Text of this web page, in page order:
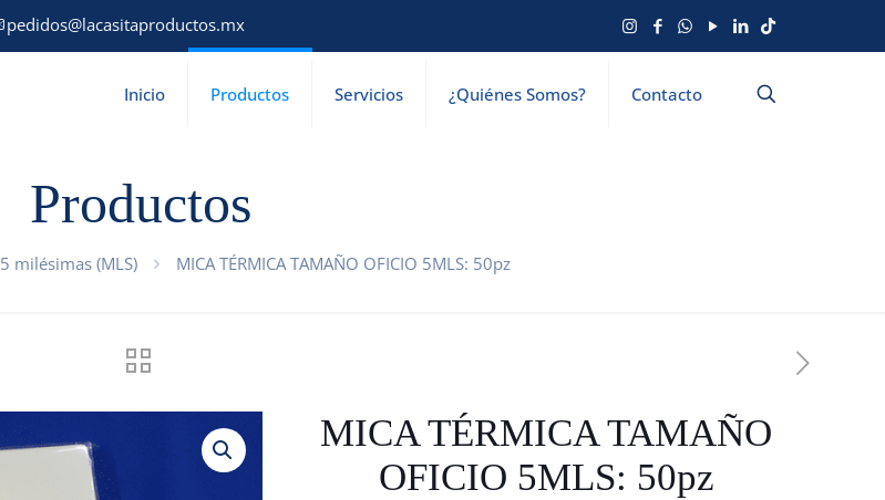
pedidos@lacasitaproductos.mx
Inicio Productos Servicios ¿Quiénes Somos? Contacto
Productos
5 milésimas (MLS) MICA TÉRMICA TAMAÑO OFICIO 5MLS: 50pz
MICA TÉRMICA TAMAÑO
OFICIO 5MLS: 50pz